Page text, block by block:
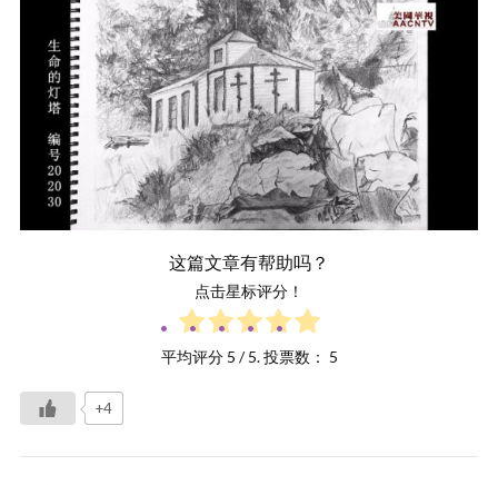
这篇文章有帮助吗？
点击星标评分！
平均评分 5 / 5. 投票数： 5
+4